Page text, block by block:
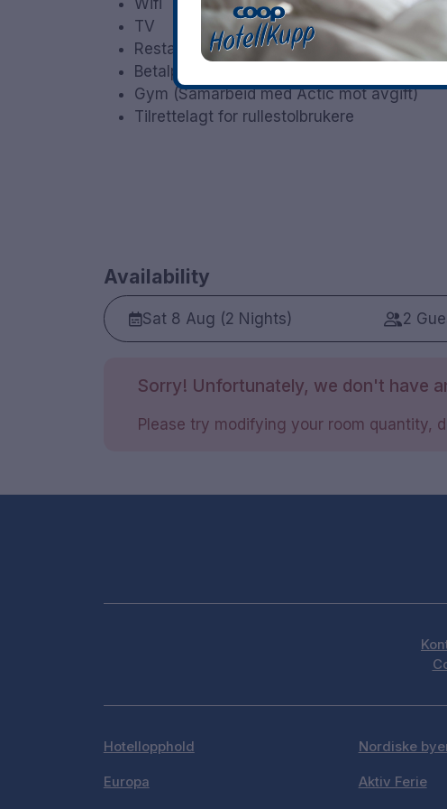
TV
Restaurant (kun lunsj mandag til fredag)
Betalparkering (140 SEK per dag)
Gym (Samarbeid med Actic mot avgift)
Tilrettelagt for rullestolbrukere
Availability
Sat 8 Aug (2 Nights) 2
Sorry! Unfortunately, we don't have
Please try modifying your room quantity,
Hotellopphold
Europa
Nordiske
Aktiv Ferie